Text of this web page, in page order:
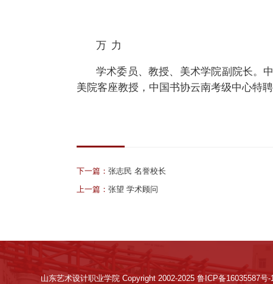
万 力
学术委员、教授、美术学院副院长。
美院客座教授，中国书协云南考级中心特聘
下一篇： 张志民 名誉校长
上一篇： 张望 学术顾问
山东艺术设计职业学院 Copyright 2002-2025 鲁ICP备16035587号-1